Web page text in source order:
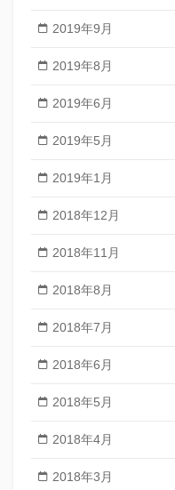
2019年9月
2019年8月
2019年6月
2019年5月
2019年1月
2018年12月
2018年11月
2018年8月
2018年7月
2018年6月
2018年5月
2018年4月
2018年3月